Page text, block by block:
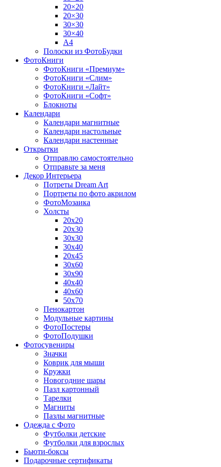
20×20
20×30
30×30
30×40
A4
Полоски из ФотоБудки
ФотоКниги
ФотоКниги «Премиум»
ФотоКниги «Слим»
ФотоКниги «Лайт»
ФотоКниги «Софт»
Блокноты
Календари
Календари магнитные
Календари настольные
Календари настенные
Открытки
Отправлю самостоятельно
Отправьте за меня
Декор Интерьера
Потреты Dream Art
Портреты по фото акрилом
ФотоМозаика
Холсты
20х20
20х30
30х30
30х40
20х45
30х60
30х90
40х40
40х60
50х70
Пенокартон
Модульные картины
ФотоПостеры
ФотоПодушки
Фотоcувениры
Значки
Коврик для мыши
Кружки
Новогодние шары
Пазл картонный
Тарелки
Магниты
Пазлы магнитные
Одежда с Фото
Футболки детские
Футболки для взрослых
Бьюти-боксы
Подарочные сертификаты